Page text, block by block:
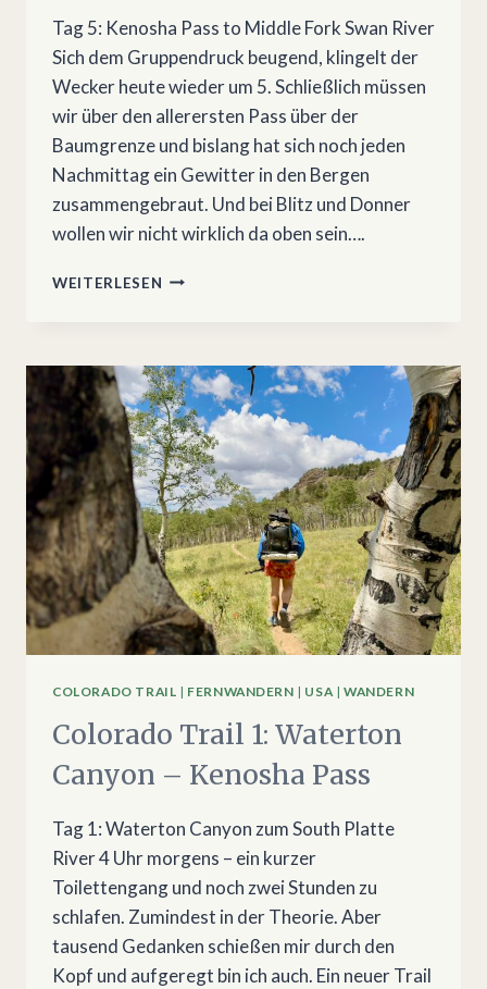
Tag 5: Kenosha Pass to Middle Fork Swan River
Sich dem Gruppendruck beugend, klingelt der
Wecker heute wieder um 5. Schließlich müssen
wir über den allerersten Pass über der
Baumgrenze und bislang hat sich noch jeden
Nachmittag ein Gewitter in den Bergen
zusammengebraut. Und bei Blitz und Donner
wollen wir nicht wirklich da oben sein….
WEITERLESEN COLORADO
PASS
–
BRECKENRIDGE
COLORADO TRAIL | FERNWANDERN | USA|WANDERN
Colorado Trail 1: Waterton
Canyon – Kenosha Pass
Tag 1: Waterton Canyon zum South Platte
River 4 Uhr morgens – ein kurzer
Toilettengang und noch zwei Stunden zu
schlafen. Zumindest in der Theorie. Aber
tausend Gedanken schießen mir durch den
Kopf und aufgeregt bin ich auch. Ein neuer Trail